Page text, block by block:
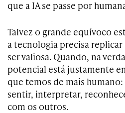
que a IA se passe por
Talvez o grande equívoco
a tecnologia precisa
ser valiosa. Quando, na
potencial está justamente
que temos de mais
sentir, interpretar,
com os outros.